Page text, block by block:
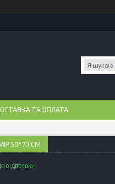
ТА ОПЛАТА
50*70 СМ
відправки